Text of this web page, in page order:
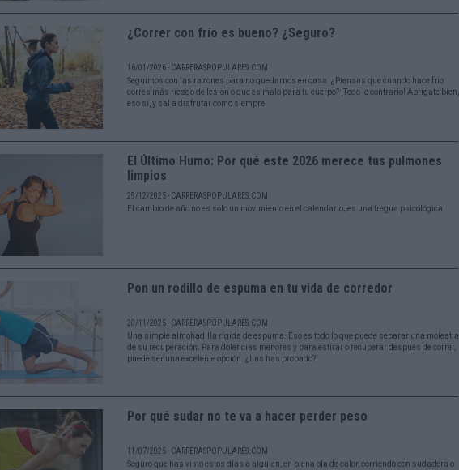
¿Correr con frío es bueno? ¿Seguro?
16/01/2026 - CARRERASPOPULARES.COM
Seguimos con las razones para no quedarnos en casa. ¿Piensas que cuando hace frío
corres más riesgo de lesión o que es malo para tu cuerpo? ¡Todo lo contrario! Abrígate bien,
eso sí, y sal a disfrutar como siempre.
El Último Humo: Por qué este 2026 merece tus pulmones
limpios
29/12/2025 - CARRERASPOPULARES.COM
El cambio de año no es solo un movimiento en el calendario; es una tregua psicológica.
Pon un rodillo de espuma en tu vida de corredor
20/11/2025 - CARRERASPOPULARES.COM
Una simple almohadilla rígida de espuma. Eso es todo lo que puede separar una molestia
de su recuperación. Para dolencias menores y para estirar o recuperar después de correr,
puede ser una excelente opción. ¿Las has probado?
Por qué sudar no te va a hacer perder peso
11/07/2025 - CARRERASPOPULARES.COM
Seguro que has visto estos días a alguien, en plena ola de calor, corriendo con sudadera o